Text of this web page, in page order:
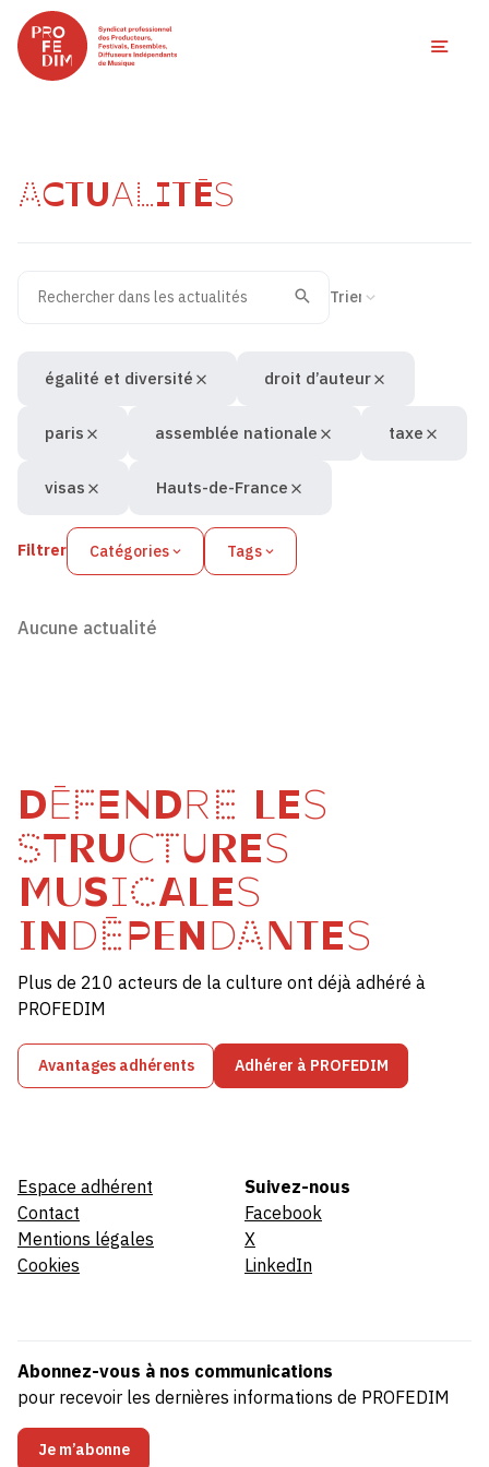
ACTUALITÉS
Recherche
Valider
Filtrer Catégories Tags
égalité et diversité droit d’auteur
paris assemblée nationale taxe
visas Hauts-de-France
Aucune actualité
DÉFENDRE LES
STRUCTURES
MUSICALES
INDÉPENDANTES
Plus de 210 acteurs de la culture ont déjà adhéré à
PROFEDIM
Avantages adhérents Adhérer à PROFEDIM
Espace adhérent
Contact
Mentions légales
Cookies
Suivez-nous
Facebook
X
LinkedIn
Abonnez-vous à nos communications
pour recevoir les dernières informations de PROFEDIM
Je m’abonne